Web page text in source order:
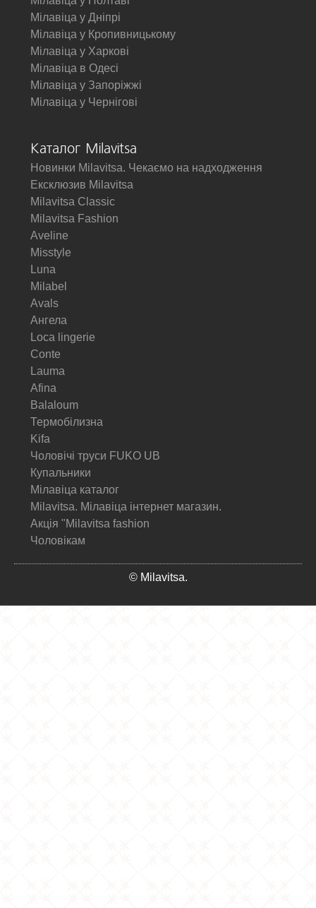
Мілавіца у Дніпрі
Мілавіца у Кропивницькому
Мілавіца у Харкові
Мілавіца в Одесі
Мілавіца у Запоріжжі
Мілавіца у Чернігові
Каталог Milavitsa
Новинки Milavitsa. Чекаємо на надходження
Ексклюзив Milavitsa
Milavitsa Classic
Milavitsa Fashion
Aveline
Misstyle
Luna
Milabel
Avals
Ангела
Loca lingerie
Conte
Lauma
Afina
Balaloum
Термобілизна
Kifa
Чоловічі труси FUKO UB
Купальники
Мілавіца каталог
Milavitsa. Мілавіца інтернет магазин.
Акція "Milavitsa fashion
Чоловікам
© Milavitsa.